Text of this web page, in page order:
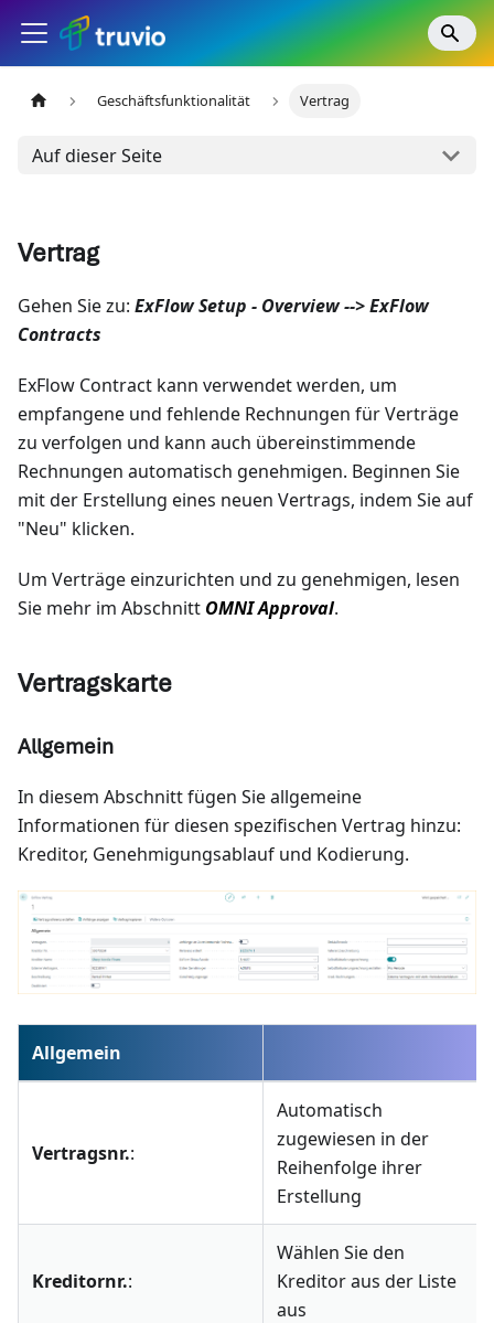
Geschäftsfunktionalität Vertrag
Auf dieser Seite
Vertrag
Gehen Sie zu: ExFlow Setup - Overview --> ExFlow
Contracts
ExFlow Contract kann verwendet werden, um
empfangene und fehlende Rechnungen für Verträge
zu verfolgen und kann auch übereinstimmende
Rechnungen automatisch genehmigen. Beginnen Sie
mit der Erstellung eines neuen Vertrags, indem Sie auf
"Neu" klicken.
Um Verträge einzurichten und zu genehmigen, lesen
Sie mehr im Abschnitt OMNI Approval.
Vertragskarte
Allgemein
In diesem Abschnitt fügen Sie allgemeine
Informationen für diesen spezifischen Vertrag hinzu:
Kreditor, Genehmigungsablauf und Kodierung.
Allgemein
Vertragsnr.:
Automatisch
zugewiesen in der
Reihenfolge ihrer
Erstellung
Kreditornr.:
Wählen Sie den
Kreditor aus der Liste
aus